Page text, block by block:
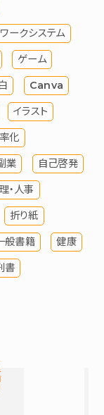
ークシステム
ゲーム
Canva
イラスト
化
業 自己啓発
・人事
折り紙
般書籍 健康
書
-